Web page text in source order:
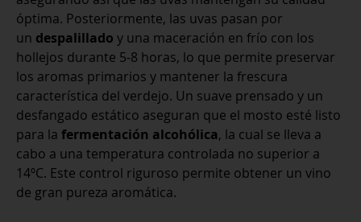
óptima. Posteriormente, las uvas pasan por
un despalillado y una maceración en frío con los
hollejos durante 5-8 horas, lo que permite preservar
los aromas primarios y mantener la frescura
característica del verdejo. Un suave prensado y un
desfangado estático aseguran que el mosto esté listo
para la fermentación alcohólica, la cual se lleva a
cabo a una temperatura controlada no superior a
14ºC. Este control riguroso permite obtener un vino
de gran pureza aromática.